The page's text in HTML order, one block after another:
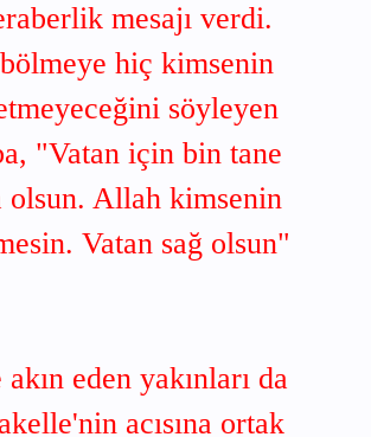
mesajı verdi.
hiç kimsenin
söyleyen
"Vatan için bin tane
olsun. Allah kimsenin
Vatan sağ olsun"
eden yakınları da
acısına ortak